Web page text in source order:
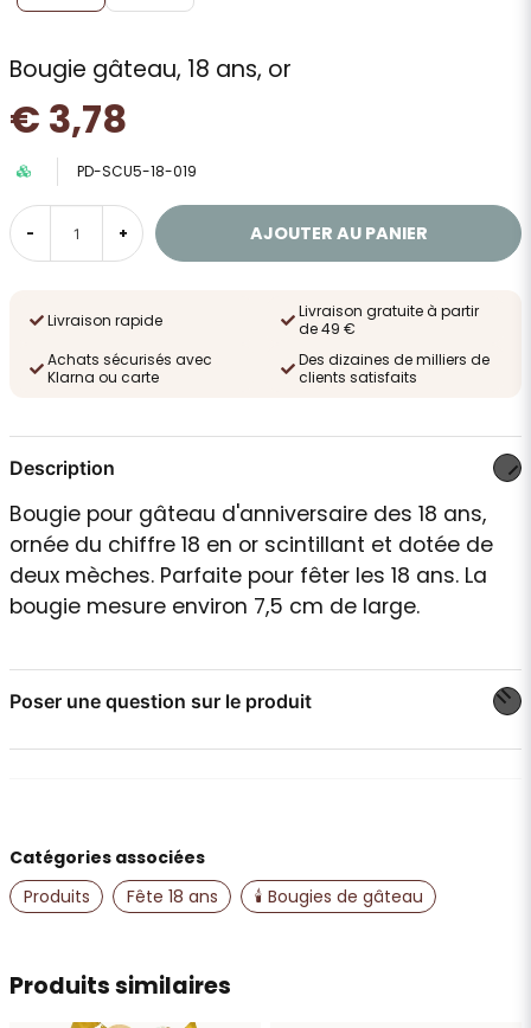
Bougie gâteau, 18 ans, or
€ 3,78
PD-SCU5-18-019
- + AJOUTER AU PANIER
Livraison rapide
Livraison gratuite à partir
de 49 €
Achats sécurisés avec
Klarna ou carte
Des dizaines de milliers de
clients satisfaits
Description
Bougie pour gâteau d'anniversaire des 18 ans,
ornée du chiffre 18 en or scintillant et dotée de
deux mèches. Parfaite pour fêter les 18 ans. La
bougie mesure environ 7,5 cm de large.
Poser une question sur le produit
name
Nom
email
Adresse e-mail
Produits similaires
Catégories associées
Produits
Fête 18 ans 🕯️ Bougies de gâteau